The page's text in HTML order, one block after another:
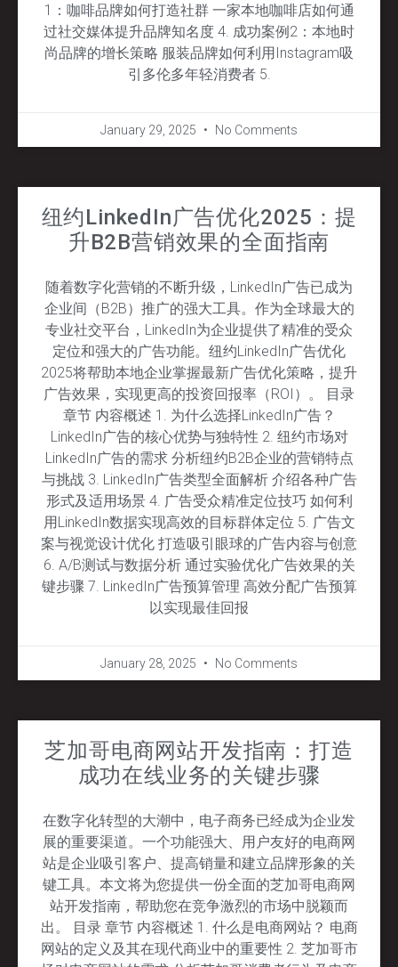
1：咖啡品牌如何打造社群 一家本地咖啡店如何通
过社交媒体提升品牌知名度 4. 成功案例2：本地时
尚品牌的增长策略 服装品牌如何利用Instagram吸
引多伦多年轻消费者 5.
January 29, 2025 No Comments
纽约LinkedIn广告优化2025：提
升B2B营销效果的全面指南
随着数字化营销的不断升级，LinkedIn广告已成为
企业间（B2B）推广的强大工具。作为全球最大的
专业社交平台，LinkedIn为企业提供了精准的受众
定位和强大的广告功能。纽约LinkedIn广告优化
2025将帮助本地企业掌握最新广告优化策略，提升
广告效果，实现更高的投资回报率（ROI）。 目录
章节 内容概述 1. 为什么选择LinkedIn广告？
LinkedIn广告的核心优势与独特性 2. 纽约市场对
LinkedIn广告的需求 分析纽约B2B企业的营销特点
与挑战 3. LinkedIn广告类型全面解析 介绍各种广告
形式及适用场景 4. 广告受众精准定位技巧 如何利
用LinkedIn数据实现高效的目标群体定位 5. 广告文
案与视觉设计优化 打造吸引眼球的广告内容与创意
6. A/B测试与数据分析 通过实验优化广告效果的关
键步骤 7. LinkedIn广告预算管理 高效分配广告预算
以实现最佳回报
January 28, 2025 No Comments
芝加哥电商网站开发指南：打造
成功在线业务的关键步骤
在数字化转型的大潮中，电子商务已经成为企业发
展的重要渠道。一个功能强大、用户友好的电商网
站是企业吸引客户、提高销量和建立品牌形象的关
键工具。本文将为您提供一份全面的芝加哥电商网
站开发指南，帮助您在竞争激烈的市场中脱颖而
出。 目录 章节 内容概述 1. 什么是电商网站？ 电商
网站的定义及其在现代商业中的重要性 2. 芝加哥市